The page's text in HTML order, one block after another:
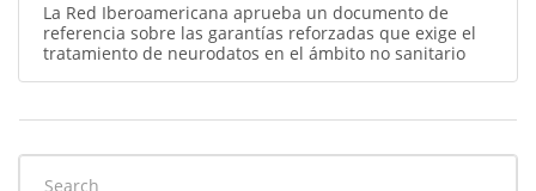
La Red Iberoamericana aprueba un documento de
referencia sobre las garantías reforzadas que exige el
tratamiento de neurodatos en el ámbito no sanitario